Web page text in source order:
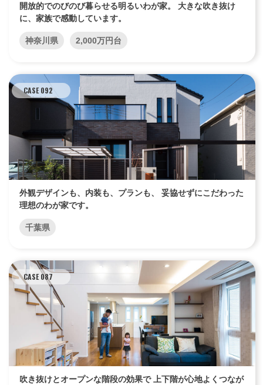
開放的でのびのび暮らせる明るいわが家。 大きな吹き抜け
に、家族で感動しています。
神奈川県 2,000万円台
CASE 092
外観デザインも、内装も、プランも、 妥協せずにこだわった
理想のわが家です。
千葉県
CASE 087
吹き抜けとオープンな階段の効果で 上下階が心地よくつなが